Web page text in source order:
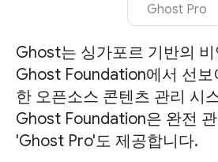
Ghost Pro
Ghost는 싱가포르 기반의
Ghost Foundation에서 선보
한 오픈소스 콘텐츠 관리 시
Ghost Foundation은 완전
'Ghost Pro'도 제공합니다.